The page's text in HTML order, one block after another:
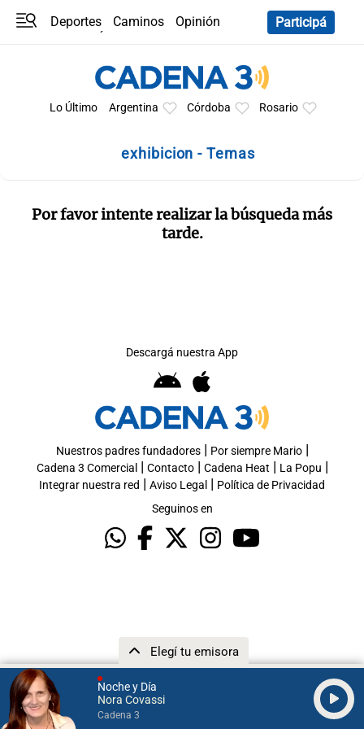
Noche y Día
Nora Covassi
Cadena 3
Elegí tu emisora
Deportes Caminos
Opinión
Participá
Lo Último Argentina Córdoba Rosario
exhibicion - Temas
Por favor intente realizar la búsqueda más
tarde.
Descargá nuestra App
Nuestros padres fundadores| Por siempre Mario|
Cadena 3 Comercial | Contacto| Cadena Heat | La Popu |
Integrar nuestra red | Aviso Legal | Política de Privacidad
Seguinos en